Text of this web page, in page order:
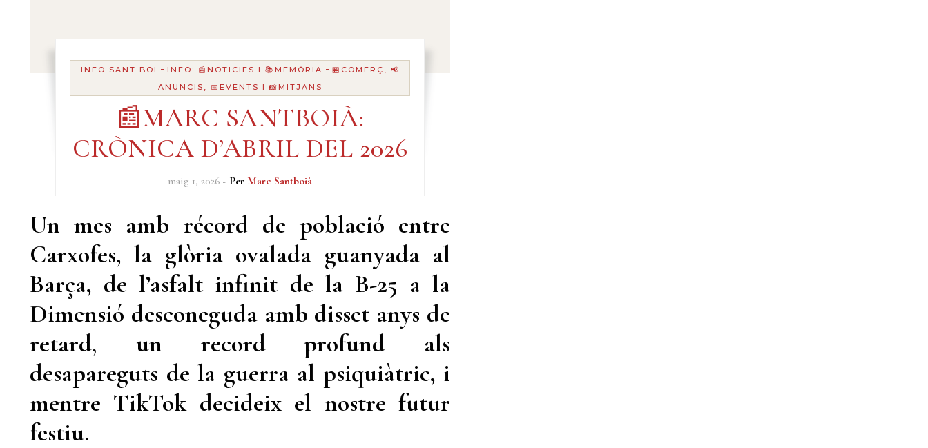
INFO SANT BOI - INFO: 📰NOTICIES I 📚MEMÒRIA - 🏪COMERÇ, 📢
ANUNCIS, 📅EVENTS I 📸MITJANS
📰MARC SANTBOIÀ:
CRÒNICA D’ABRIL DEL 2026
maig 1, 2026 - Per Marc Santboià
Un mes amb récord de població entre
Carxofes, la glòria ovalada guanyada al
Barça, de l’asfalt infinit de la B-25 a la
Dimensió desconeguda amb disset anys de
retard, un record profund als
desapareguts de la guerra al psiquiàtric, i
mentre TikTok decideix el nostre futur
festiu.